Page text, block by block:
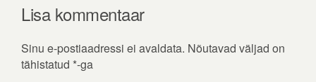
Lisa kommentaar
Sinu e-postiaadressi ei avaldata. Nõutavad väljad on
tähistatud *-ga